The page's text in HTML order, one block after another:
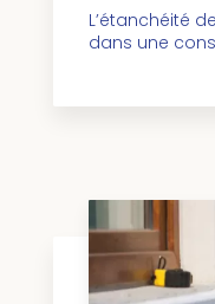
L’étanchéité
dans une